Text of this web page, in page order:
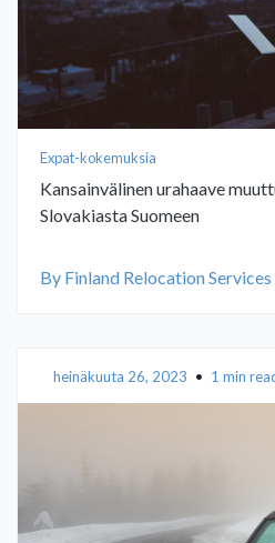
Expat-kokemuksia
Kansainvälinen urahaave
Slovakiasta Suomeen
By Finland Relocation Services
heinäkuuta 26, 2023 • 1 min